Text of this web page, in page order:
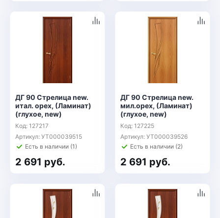
ДГ 90 Стрелица new.
итал. орех, (Ламинат)
(глухое, new)
Код: 127217
Артикул: УТ000039515
Есть в наличии (1)
2 691 руб.
ДГ 90 Стрелица new.
мил.орех, (Ламинат)
(глухое, new)
Код: 127225
Артикул: УТ000039526
Есть в наличии (2)
2 691 руб.